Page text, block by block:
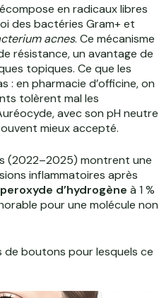
en radicaux libres
des bactéries Gram+ et
acnes. Ce mécanisme
résistance, un avantage de
topiques. Ce que les
: en pharmacie d’officine, on
tolèrent mal les
avec son pH neutre
mieux accepté.
(2022–2025) montrent une
inflammatoires après
peroxyde d’hydrogène à 1 %
pour une molécule non
boutons pour lesquels ce